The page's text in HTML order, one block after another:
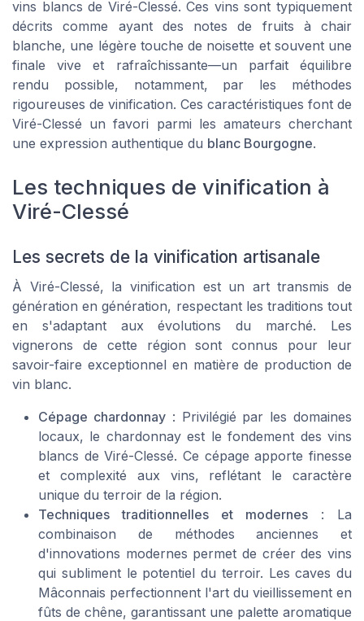
vins blancs de Viré-Clessé. Ces vins sont typiquement
décrits comme ayant des notes de fruits à chair
blanche, une légère touche de noisette et souvent une
finale vive et rafraîchissante—un parfait équilibre
rendu possible, notamment, par les méthodes
rigoureuses de vinification. Ces caractéristiques font de
Viré-Clessé un favori parmi les amateurs cherchant
une expression authentique du blanc Bourgogne.
Les techniques de vinification à
Viré-Clessé
Les secrets de la vinification artisanale
À Viré-Clessé, la vinification est un art transmis de
génération en génération, respectant les traditions tout
en s'adaptant aux évolutions du marché. Les
vignerons de cette région sont connus pour leur
savoir-faire exceptionnel en matière de production de
vin blanc.
Cépage chardonnay: Privilégié par les domaines
locaux, le chardonnay est le fondement des vins
blancs de Viré-Clessé. Ce cépage apporte finesse
et complexité aux vins, reflétant le caractère
unique du terroir de la région.
Techniques traditionnelles et modernes : La
combinaison de méthodes anciennes et
d'innovations modernes permet de créer des vins
qui subliment le potentiel du terroir. Les caves du
Mâconnais perfectionnent l'art du vieillissement en
fûts de chêne, garantissant une palette aromatique